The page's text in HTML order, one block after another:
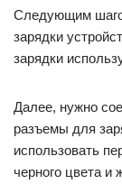
Следующим
зарядки
зарядки
Далее, нужно
разъемы для
использовать
черного цвета и